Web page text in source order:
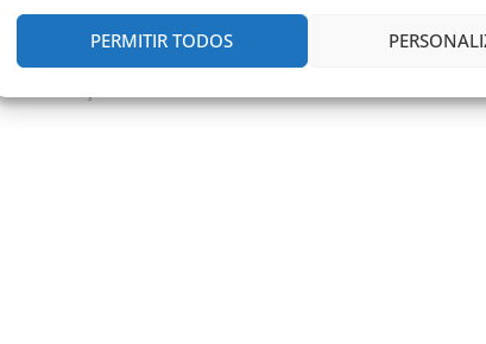
PERMITIR TODOS
apresentado a quando da realização do respetivo
solicitação.